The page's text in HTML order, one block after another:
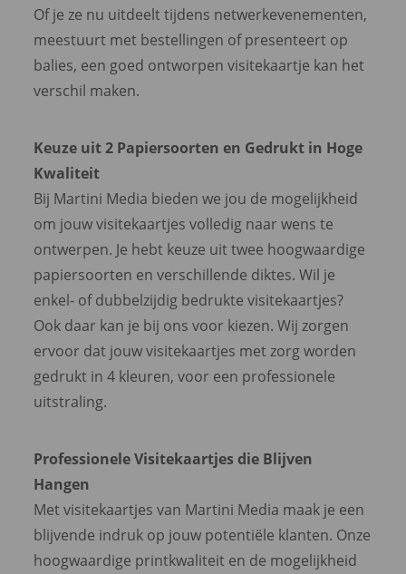
Of je ze nu uitdeelt tijdens netwerkevenementen,
meestuurt met bestellingen of presenteert op
balies, een goed ontworpen visitekaartje kan het
verschil maken.
Keuze uit 2 Papiersoorten en Gedrukt in Hoge
Kwaliteit
Bij Martini Media bieden we jou de mogelijkheid
om jouw visitekaartjes volledig naar wens te
ontwerpen. Je hebt keuze uit twee hoogwaardige
papiersoorten en verschillende diktes. Wil je
enkel- of dubbelzijdig bedrukte visitekaartjes?
Ook daar kan je bij ons voor kiezen. Wij zorgen
ervoor dat jouw visitekaartjes met zorg worden
gedrukt in 4 kleuren, voor een professionele
uitstraling.
Professionele Visitekaartjes die Blijven
Hangen
Met visitekaartjes van Martini Media maak je een
blijvende indruk op jouw potentiële klanten. Onze
hoogwaardige printkwaliteit en de mogelijkheid